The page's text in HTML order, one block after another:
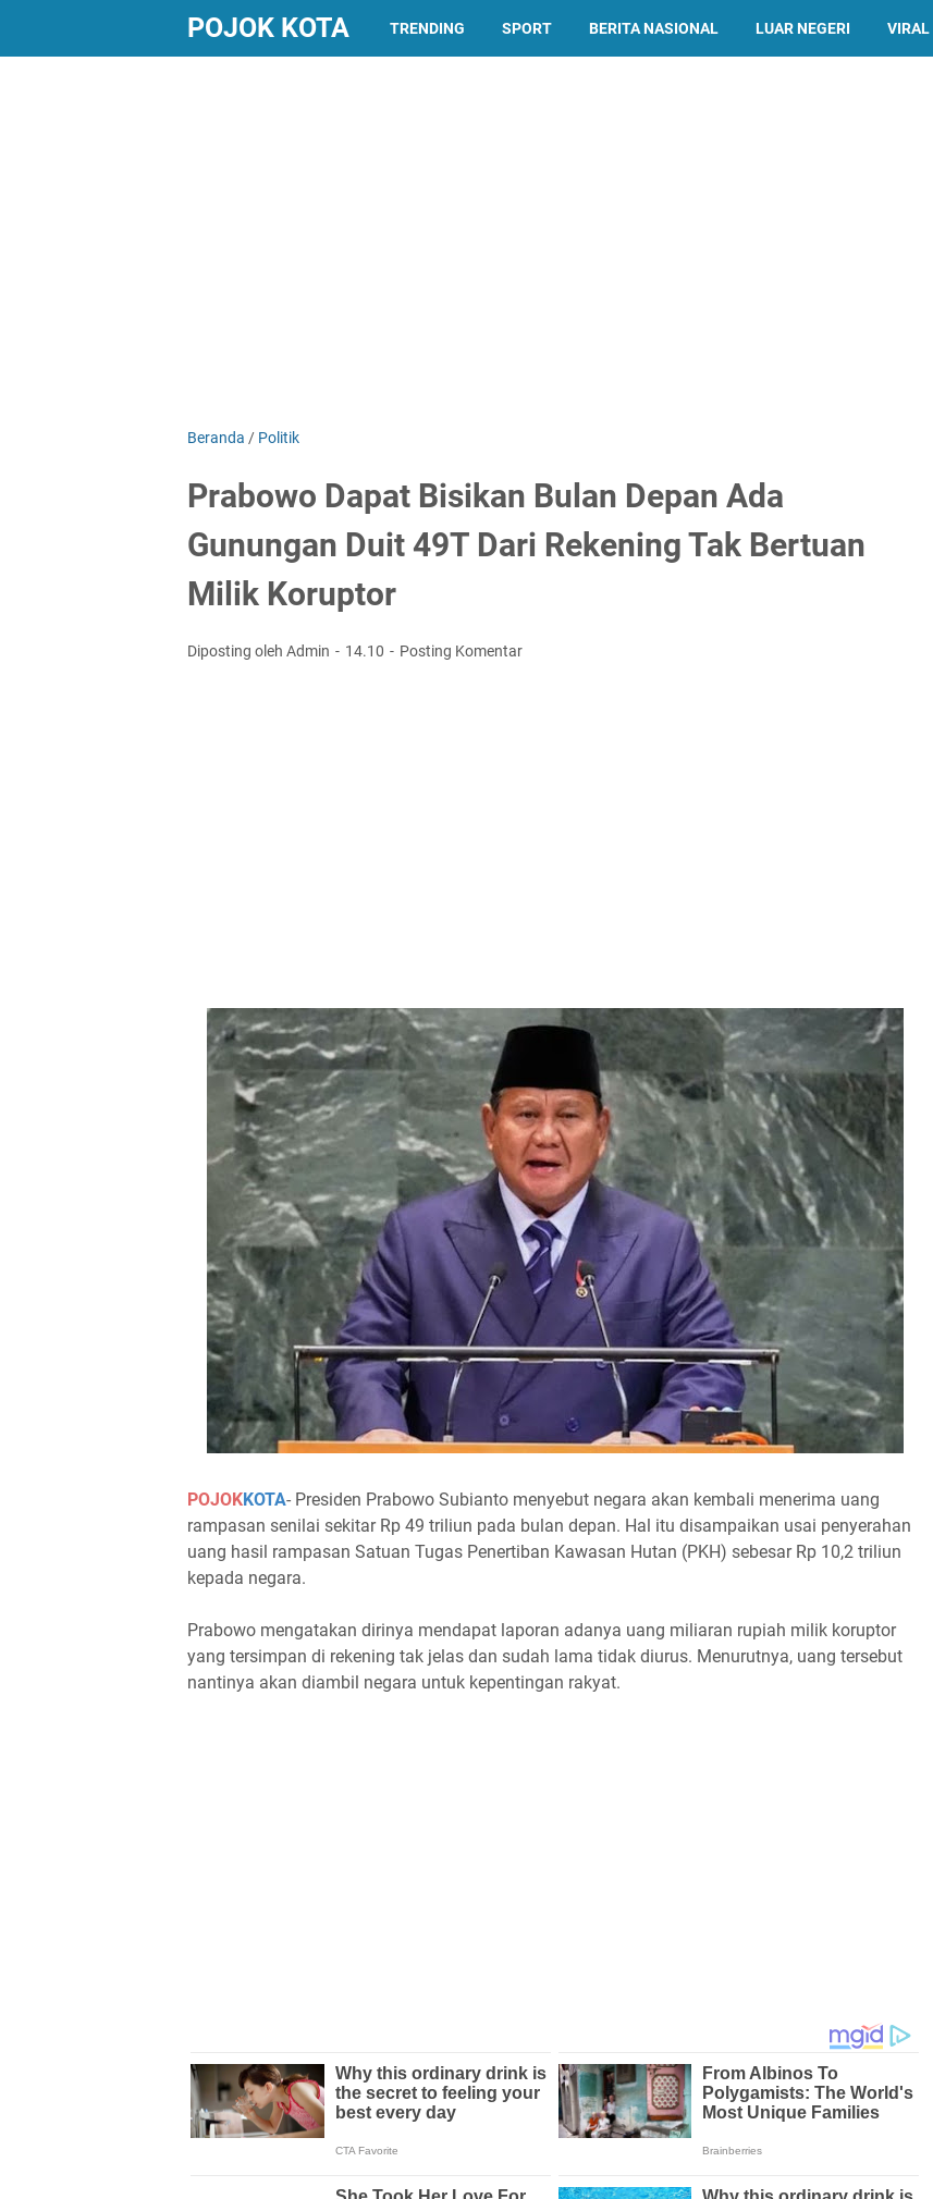
POJOK KOTA TRENDING SPORT BERITA NASIONAL LUAR NEGERI VIRAL
Beranda / Politik
Prabowo Dapat Bisikan Bulan Depan Ada
Gunungan Duit 49T Dari Rekening Tak Bertuan
Milik Koruptor
Diposting oleh Admin 14.10 Posting Komentar
POJOKKOTA- Presiden Prabowo Subianto menyebut negara akan kembali menerima uang
rampasan senilai sekitar Rp 49 triliun pada bulan depan. Hal itu disampaikan usai penyerahan
uang hasil rampasan Satuan Tugas Penertiban Kawasan Hutan (PKH) sebesar Rp 10,2 triliun
kepada negara.
Prabowo mengatakan dirinya mendapat laporan adanya uang miliaran rupiah milik koruptor
yang tersimpan di rekening tak jelas dan sudah lama tidak diurus. Menurutnya, uang tersebut
nantinya akan diambil negara untuk kepentingan rakyat.